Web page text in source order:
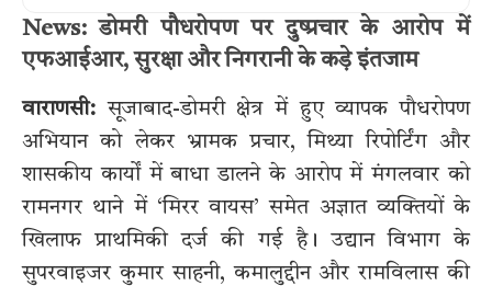
News: डोमरी पौधरोपण पर दुष्प्रचार के आरोप में
एफआईआर, सुरक्षा और निगरानी के कड़े इंतजाम
वाराणसी: सूजाबाद-डोमरी क्षेत्र में हुए व्यापक पौधरोपण
अभियान को लेकर भ्रामक प्रचार, मिथ्या रिपोर्टिंग और
शासकीय कार्यों में बाधा डालने के आरोप में मंगलवार को
रामनगर थाने में ‘मिरर वायस’ समेत अज्ञात व्यक्तियों के
खिलाफ प्राथमिकी दर्ज की गई है। उद्यान विभाग के
सुपरवाइजर कुमार साहनी, कमालुद्दीन और रामविलास की